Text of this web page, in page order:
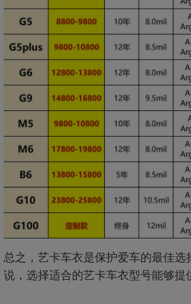
总之，艺卡车衣是保护爱车的最佳
说，选择适合的艺卡车衣型号能够提